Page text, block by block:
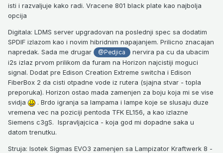
isti i razvaljuje kako radi. Vracene 801 black plate kao najbolja
opcija
Digitala: LDMS server upgradovan na poslednji spec sa dodatim
SPDIF izlazom kao i novim hibridnim napajanjem. Prilicno znacajan
napredak. Sada me drugar
@Pedjica
nervira pa cu da ubacim
i2s izlaz prvom prilikom da furam na Horizon najcistiji moguci
signal. Dodat pre Edison Creation Extreme switcha i Edison
FiberBox 2 da cisti otpadne vode iz rutera (sjajna stvar - topla
preporuka). Horizon ostao mada zamenjen za boju koja mi se vise
svidja
. Brdo igranja sa lampama i lampe koje se slusaju duze
vremena vec na poziciji pentoda TFK EL156, a kao izlazne
Siemens c3gS. Ispravljajcica - koja god mi dopadne saka u
datom trenutku.
Struja: Isotek Sigmas EVO3 zamenjen sa Lampizator Kraftwerk 8 -